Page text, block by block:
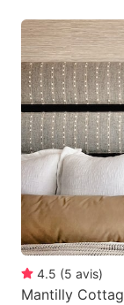
4.5 (5 avis)
Mantilly